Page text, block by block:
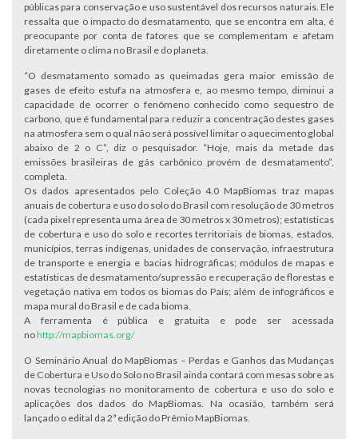
públicas para conservação e uso sustentável dos recursos naturais. Ele
ressalta que o impacto do desmatamento, que se encontra em alta, é
preocupante por conta de fatores que se complementam e afetam
diretamente o clima no Brasil e do planeta.
“O desmatamento somado as queimadas gera maior emissão de
gases de efeito estufa na atmosfera e, ao mesmo tempo, diminui a
capacidade de ocorrer o fenômeno conhecido como sequestro de
carbono, que é fundamental para reduzir a concentração destes gases
na atmosfera sem o qual não será possível limitar o aquecimento global
abaixo de 2 o C”, diz o pesquisador. “Hoje, mais da metade das
emissões brasileiras de gás carbônico provém de desmatamento”,
completa.
Os dados apresentados pelo Coleção 4.0 MapBiomas traz mapas
anuais de cobertura e uso do solo do Brasil com resolução de 30 metros
(cada pixel representa uma área de 30 metros x 30 metros); estatísticas
de cobertura e uso do solo e recortes territoriais de biomas, estados,
municípios, terras indígenas, unidades de conservação, infraestrutura
de transporte e energia e bacias hidrográficas; módulos de mapas e
estatísticas de desmatamento/supressão e recuperação de florestas e
vegetação nativa em todos os biomas do País; além de infográficos e
mapa mural do Brasil e de cada bioma.
A ferramenta é pública e gratuita e pode ser acessada
nohttp://mapbiomas.org/
O Seminário Anual do MapBiomas – Perdas e Ganhos das Mudanças
de Cobertura e Uso do Solo no Brasil ainda contará com mesas sobre as
novas tecnologias no monitoramento de cobertura e uso do solo e
aplicações dos dados do MapBiomas. Na ocasião, também será
lançado o edital da 2ª edição do Prêmio MapBiomas.